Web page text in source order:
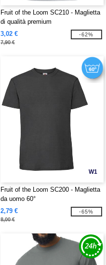
Fruit of the Loom SC210 - Maglietta
di qualità premium
3,02 €
7,90 €
-62%
W1
Fruit of the Loom SC200 - Maglietta
da uomo 60°
2,79 €
8,00 €
-65%